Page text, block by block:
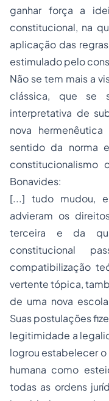
ganhar força a
constitucional, na
aplicação das
estimulado pelo
Não se tem mais a
clássica, que se
interpretativa de
nova
sentido da norma
constitucionalismo
Bonavides:
[...] tudo mudou,
advieram os
terceira e da
constitucional
compatibilização
vertente tópica,
de uma nova
Suas postulações
legitimidade a
logrou estabelecer
humana como
todas as ordens